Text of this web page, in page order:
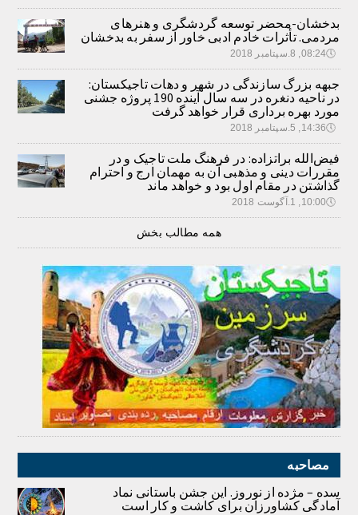
بدخشان-محضر توسعه گردشگری و هنرهای
مردمی. تأثرات خادم ادبی خاور از سفر به بدخشان
🕔08:24, 8.سپتامبر 2018
جبهه بزرگ سازندگی در شهر و دهات تاجیکستان:
در ناحیه دنغره در سه سال آینده 190 پروژه جشنی
مورد بهره برداری قرار خواهد گرفت
🕔14:36, 5.سپتامبر 2018
فیض‌الله براتزاده: در فرهنگ ملت تاجیک و در
مقررات دینی و مذهبی آن به مهمان ارج و احترام
گذاشتن در مقام اول بود و خواهد ماند
🕔10:00, 1.آگوست 2018
همه مطالب بخش
مصاحبه
سده – مژده از نوروز. این جشن باستانی نماد
آمادگی کشاورزان برای کاشت و کار است